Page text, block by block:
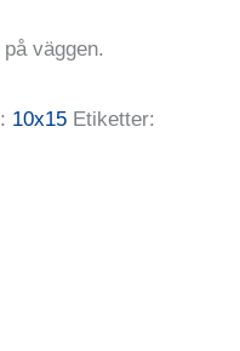
väggen.
10x15 Etiketter: